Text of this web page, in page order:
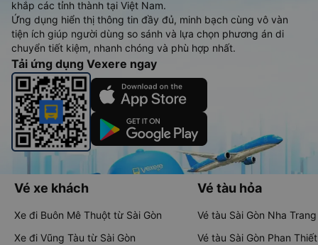
khắp các tỉnh thành tại Việt Nam.
Ứng dụng hiển thị thông tin đầy đủ, minh bạch cùng vô vàn
tiện ích giúp người dùng so sánh và lựa chọn phương án di
chuyển tiết kiệm, nhanh chóng và phù hợp nhất.
Tải ứng dụng Vexere ngay
Vé xe khách
Xe đi Buôn Mê Thuột từ Sài Gòn
Xe đi Vũng Tàu từ Sài Gòn
Vé tàu hỏa
Vé tàu Sài Gòn Nha Trang
Vé tàu Sài Gòn Phan Thiết